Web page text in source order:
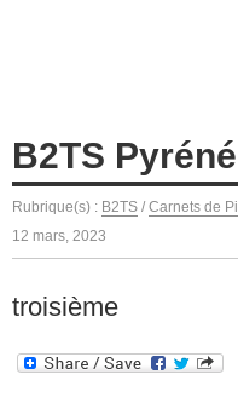
B2TS
Rubrique(s) : B2TS / Carnets de
12 mars, 2023
troisième